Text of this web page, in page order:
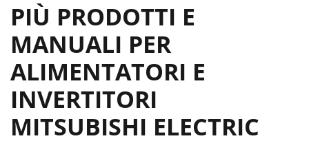
PIÙ PRODOTTI E
MANUALI PER
ALIMENTATORI E
INVERTITORI
MITSUBISHI ELECTRIC